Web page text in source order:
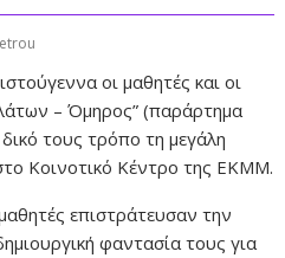
οι μαθητές και οι
– Όμηρος” (παράρτημα
τους τρόπο τη μεγάλη
Κοινοτικό Κέντρο της ΕΚΜΜ.
επιστράτευσαν την
φαντασία τους για